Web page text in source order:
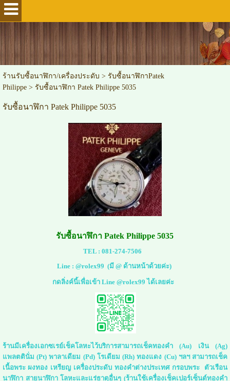
ร้านรับซื้อนาฬิกา/เครื่องประดับ > รับซื้อนาฬิกาPatek
Philippe> รับซื้อนาฬิกา Patek Philippe 5035
รับซื้อนาฬิกา Patek Philippe 5035
รับซื้อนาฬิกา Patek Philippe 5035
TEL : 081-274-7506
Line : @rolex99 (มี @ ด้านหน้าด้วยค่ะ)
กดลิ่งค์นี้เพื่อเข้า Line @rolex99 ได้เลยค่ะ
ร้านมีเครื่องเอกซเรย์เช็คโลหะไว้บริการสามารถเช็คทองคำ (Au) เงิน (Ag)
แพลตตินั่ม (Pt) พาลาเดียม (Pd) โรเดียม (Rh) ทองแดง (Cu) ฯลฯ สามารถเช็ค
เนื้อพระ ผงทอง เหรียญ เครื่องประดับ ทองคำต่างประเทศ กรอบพระ ตัวเรือน
นาฬิกา สายนาฬิกา โลหะและแร่ธาตุอื่นๆ (ร้านใช้เครื่องเช็คเปอร์เซ็นต์ทองคำ